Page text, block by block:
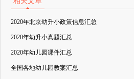
2020年北京幼升小政策信息汇总
2020年幼升小真题汇总
2020年幼儿园课件汇总
全国各地幼儿园教案汇总